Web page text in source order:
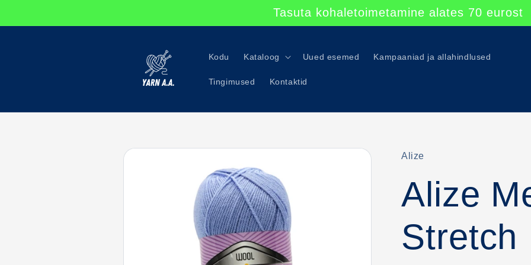
контенту
Tasuta kohaletoimetamine alates 70 eurost
Kodu Kataloog Uued esemed Kampaaniad ja allahindlused
Tingimused Kontaktid
Перейти к
Alize
Alize
Stretch